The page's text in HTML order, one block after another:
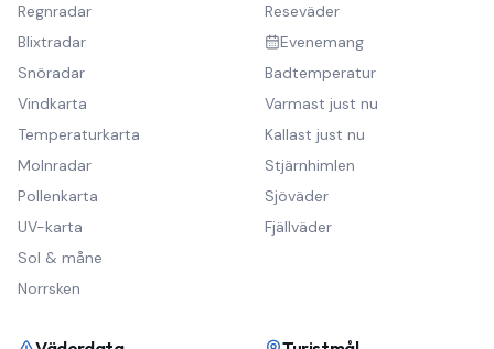
Regnradar
Blixtradar
Snöradar
Vindkarta
Temperaturkarta
Molnradar
Pollenkarta
UV-karta
Sol & måne
Norrsken
Reseväder
Evenemang
Badtemperatur
Varmast just nu
Kallast just nu
Stjärnhimlen
Sjöväder
Fjällväder